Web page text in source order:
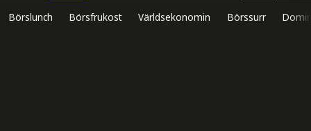
Börslunch Börsfrukost Världsekonomin Börssurr